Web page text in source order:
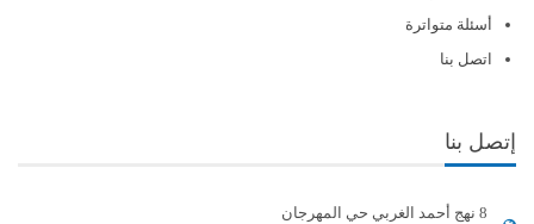
أسئلة متواترة
اتصل بنا
إتصل بنا
8 نهج أحمد الغربي حي المهرجان